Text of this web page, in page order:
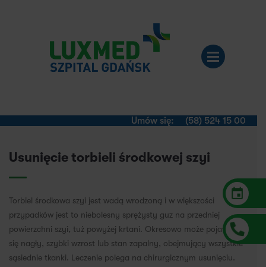
Umów się: (58) 524 15 00
Usunięcie torbieli środkowej szyi
Torbiel środkowa szyi jest wadą wrodzoną i w większości
przypadków jest to niebolesny sprężysty guz na przedniej
powierzchni szyi, tuż powyżej krtani. Okresowo może pojawiać
się nagły, szybki wzrost lub stan zapalny, obejmujący wszystkie
sąsiednie tkanki. Leczenie polega na chirurgicznym usunięciu.